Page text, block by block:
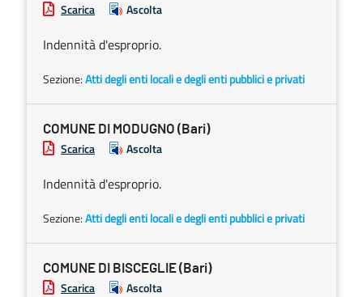
Scarica Ascolta
Indennità d'esproprio.
Sezione:Atti degli enti locali e degli enti pubblici e privati
COMUNE DI MODUGNO (Bari)
Scarica Ascolta
Indennità d'esproprio.
Sezione:Atti degli enti locali e degli enti pubblici e privati
COMUNE DI BISCEGLIE (Bari)
Scarica Ascolta